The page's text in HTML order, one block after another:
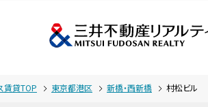
賃貸TOP 東京都港区 新橋・西新橋 村松ビル